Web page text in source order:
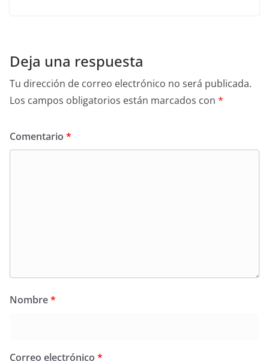
Deja una respuesta
Tu dirección de correo electrónico no será publicada.
Los campos obligatorios están marcados con *
Comentario *
Nombre*
Correo electrónico *